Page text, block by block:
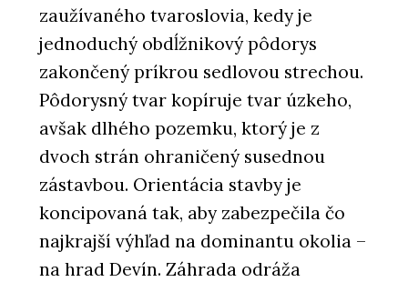
zaužívaného tvaroslovia, kedy je
jednoduchý obdĺžnikový pôdorys
zakončený príkrou sedlovou strechou.
Pôdorysný tvar kopíruje tvar úzkeho,
avšak dlhého pozemku, ktorý je z
dvoch strán ohraničený susednou
zástavbou. Orientácia stavby je
koncipovaná tak, aby zabezpečila čo
najkrajší výhľad na dominantu okolia –
na hrad Devín. Záhrada odráža